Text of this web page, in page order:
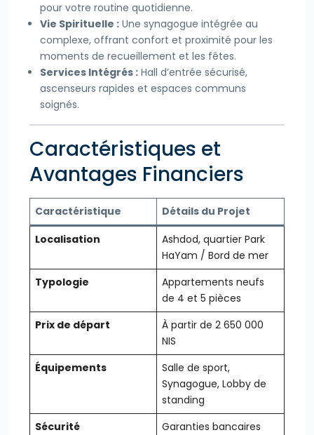
pour votre routine quotidienne.
Vie Spirituelle : Une synagogue intégrée au
complexe, offrant confort et proximité pour les
moments de recueillement et les fêtes.
Services Intégrés : Hall d’entrée sécurisé,
ascenseurs rapides et espaces communs
soignés.
Caractéristiques et
Avantages Financiers
Caractéristique
Détails du Projet
Localisation
Ashdod, quartier Park
HaYam / Bord de mer
Typologie
Appartements neufs
de 4 et 5 pièces
Prix de départ
À partir de 2 650 000
NIS
Équipements
Salle de sport,
Synagogue, Lobby de
standing
Sécurité
Garanties bancaires